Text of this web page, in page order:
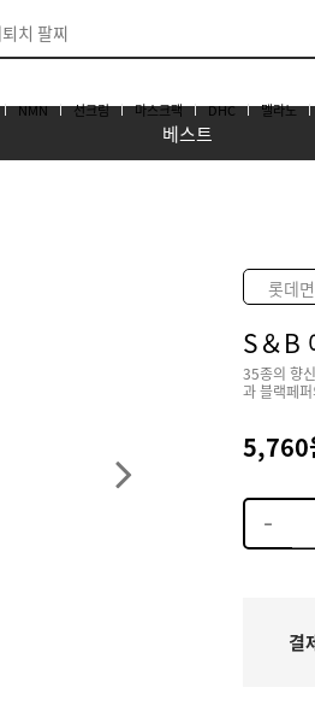
NMN 선크림 마스크팩 DHC 멜라노
베스트
롯데
S＆B
35종의 향
과 블랙페
5,760
결